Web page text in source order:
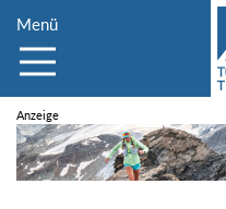
Menü